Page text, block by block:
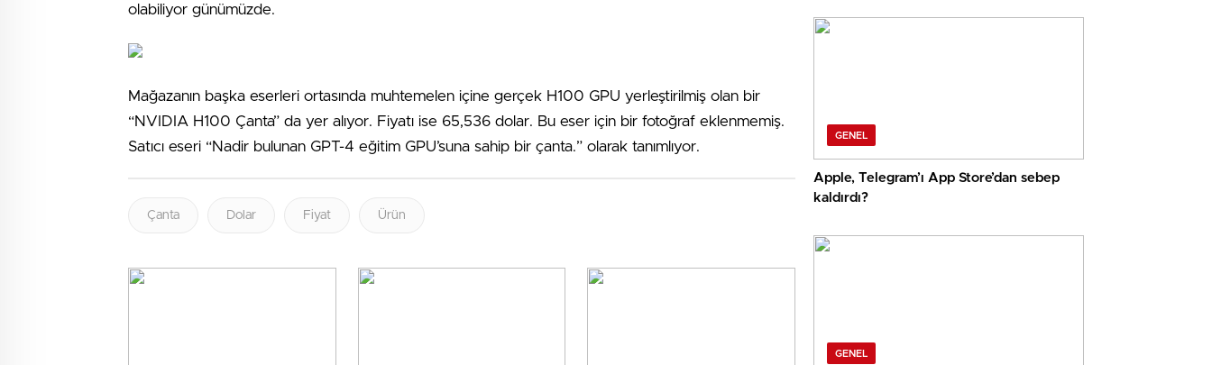
olabiliyor günümüzde.
Mağazanın başka eserleri ortasında muhtemelen içine gerçek H100 GPU yerleştirilmiş olan bir
“NVIDIA H100 Çanta” da yer alıyor. Fiyatı ise 65,536 dolar. Bu eser için bir fotoğraf eklenmemiş.
Satıcı eseri “Nadir bulunan GPT-4 eğitim GPU’suna sahip bir çanta.” olarak tanımlıyor.
Çanta Dolar Fiyat Ürün
GENEL
Apple, Telegram’ı App Store’dan sebep
kaldırdı?
GENEL